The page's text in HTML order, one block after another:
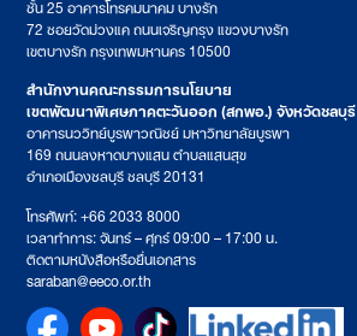
72 ซอยวัดม่วงแค ถนนเจริญกรุง แขวงบางรัก
เขตบางรัก กรุงเทพมหานคร 10500
สำนักงานคณะกรรมการนโยบาย
เขตพัฒนาพิเศษภาคตะวันออก (สกพอ.) จังหวัดชลบุรี
อาคารนววิทย์บูรพาวณิชย์ มหาวิทยาลัยบูรพา
169 ถนนลงหาดบางแสน ตำบลแสนสุข
อำเภอเมืองชลบุรี ชลบุรี 20131
โทรศัพท์: +66 2033 8000
เวลาทำการ: จันทร์ – ศุกร์ 09:00 – 17:00 น.
ติดตามหนังสือหรือยื่นเอกสาร
saraban@eeco.or.th